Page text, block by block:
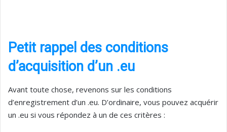
Petit rappel des conditions
d’acquisition d’un .eu
Avant toute chose, revenons sur les conditions
d’enregistrement d’un .eu. D’ordinaire, vous pouvez acquérir
un .eu si vous répondez à un de ces critères :